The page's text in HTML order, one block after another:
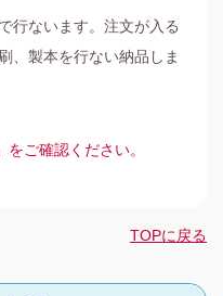
行ないます。注文が入る
、製本を行ない納品しま
」をご確認ください。
TOPに戻る